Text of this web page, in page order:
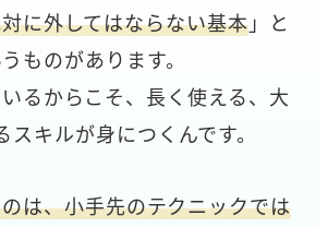
に外してはならない基本」と
ものがあります。
るからこそ、長く使える、大
スキルが身につくんです。
は、小手先のテクニックでは